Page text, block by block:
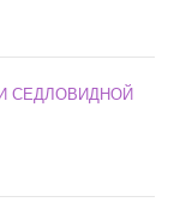
СЕДЛОВИДНОЙ